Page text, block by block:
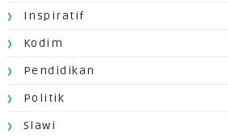
Inspiratif
Kodim
Pendidikan
Politik
Slawi